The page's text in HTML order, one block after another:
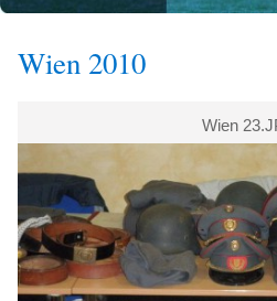
Wien 2010
Wien